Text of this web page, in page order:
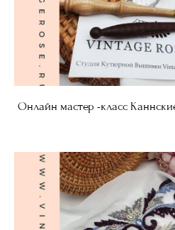
Онлайн мастер -класс